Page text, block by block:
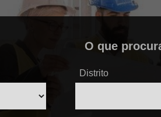
O que
Distrito